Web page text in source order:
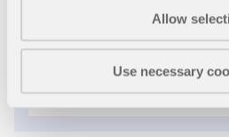
Allow
Use necessary
AGREGAR AL
COMPRA